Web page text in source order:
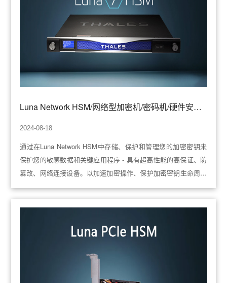
Luna Network HSM/网络型加密机/密码机/硬件安全模块
2024-08-18
通过在Luna Network HSM中存储、保护和管理您的加密密钥来
保护您的敏感数据和关键应用程序 - 具有超高性能的高保证、防
篡改、网络连接设备。以加速加密操作、保护加密密钥生命周期